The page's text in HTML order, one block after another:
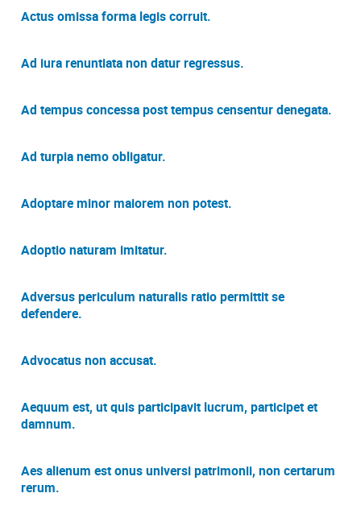
Actus omissa forma legis corruit.
Ad iura renuntiata non datur regressus.
Ad tempus concessa post tempus censentur denegata.
Ad turpia nemo obligatur.
Adoptare minor maiorem non potest.
Adoptio naturam imitatur.
Adversus periculum naturalis ratio permittit se
defendere.
Advocatus non accusat.
Aequum est, ut quis participavit lucrum, participet et
damnum.
Aes alienum est onus universi patrimonii, non certarum
rerum.